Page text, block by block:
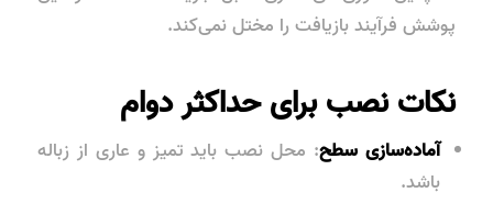
پوشش فرآیند بازیافت را مختل نمی‌کند.
نکات نصب برای حداکثر دوام
آماده‌سازی سطح: محل نصب باید تمیز و عاری از زباله
باشد.